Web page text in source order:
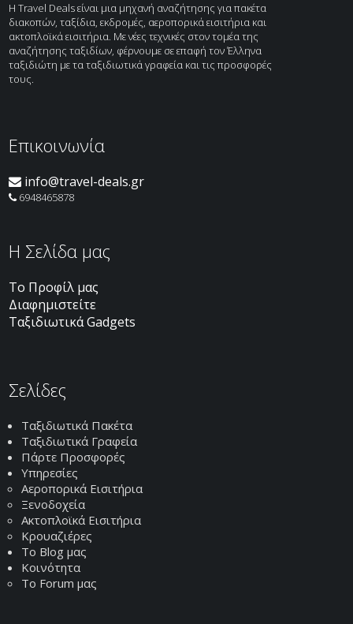
H Travel Deals είναι μια μηχανή αναζήτησης για πακέτα
διακοπών, ταξίδια, εκδρομές, αεροπορικά εισιτήρια και
ακτοπλοϊκά εισιτήρια. Με νέες τεχνικές στον τομέα της
αναζήτησης ταξιδίων, φέρνουμε σε επαφή τον Έλληνα
ταξιδιώτη με τα ταξιδιωτικά γραφεία και τις προσφορές
τους.
Επικοινωνία
info@travel-deals.gr
6948465878
H Σελίδα μας
Το Προφίλ μας
Διαφημιστείτε
Ταξιδιωτικά Gadgets
Σελίδες
Ταξιδιωτικά Πακέτα
Ταξιδιωτικά Γραφεία
Πάρτε Προσφορές
Υπηρεσίες
Αεροπορικά Εισιτήρια
Ξενοδοχεία
Ακτοπλοϊκά Εισιτήρια
Κρουαζιέρες
Το Blog μας
Κοινότητα
Το Forum μας